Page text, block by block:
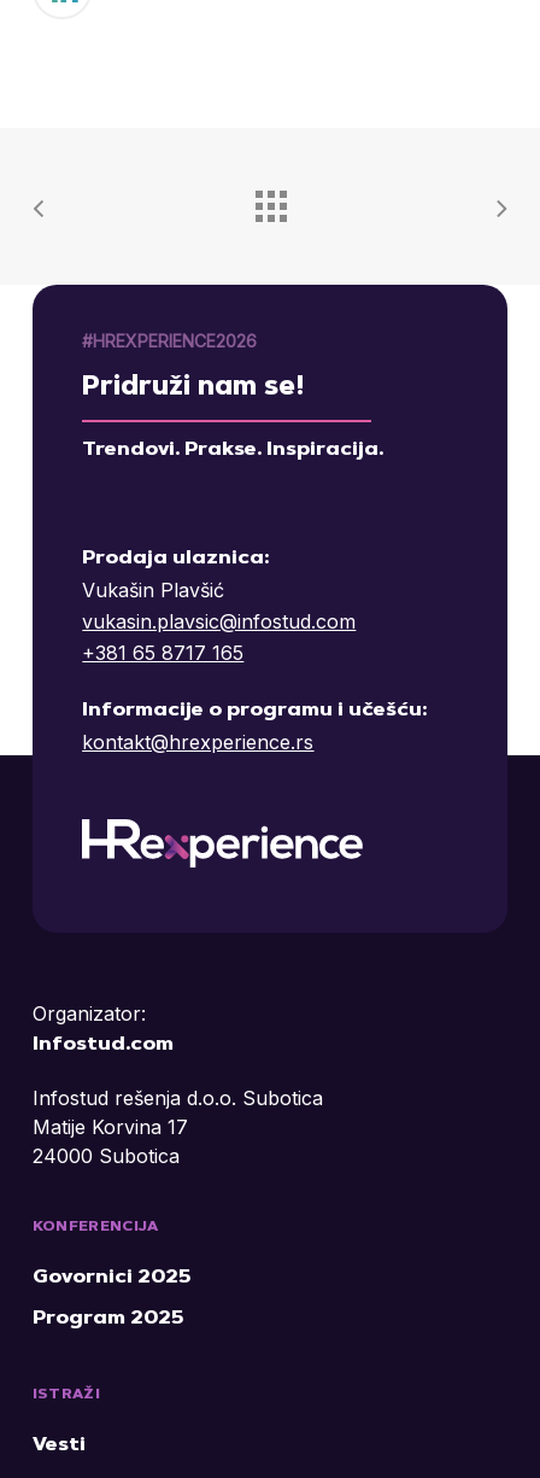
#HREXPERIENCE2026
Pridruži nam se!
Trendovi. Prakse. Inspiracija.
Prodaja ulaznica:
Vukašin Plavšić
vukasin.plavsic@infostud.com
+381 65 8717 165
Informacije o programu i učešću:
kontakt@hrexperience.rs
Organizator:
Infostud.com
Infostud rešenja d.o.o. Subotica
Matije Korvina 17
24000 Subotica
KONFERENCIJA
Govornici 2025
Program 2025
ISTRAŽI
Vesti